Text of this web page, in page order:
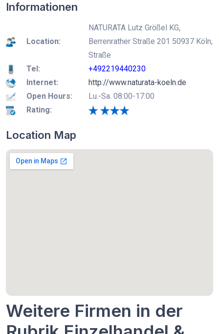
Informationen
Location:
NATURATA Lutz Größel KG,
Berrenrather Straße 201 50937 Köln,
Straße
Tel:
+492219440230
Internet:
http://www.naturata-koeln.de
Open Hours:
Lu.-Sa. 08:00-17:00
Rating:
Location Map
Weitere Firmen in der